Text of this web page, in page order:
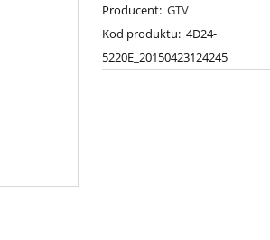
Producent: GTV
Kod produktu: 4D24-
5220E_20150423124245